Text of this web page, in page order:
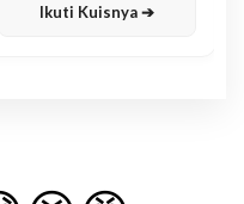
Ikuti Kuisnya ➔